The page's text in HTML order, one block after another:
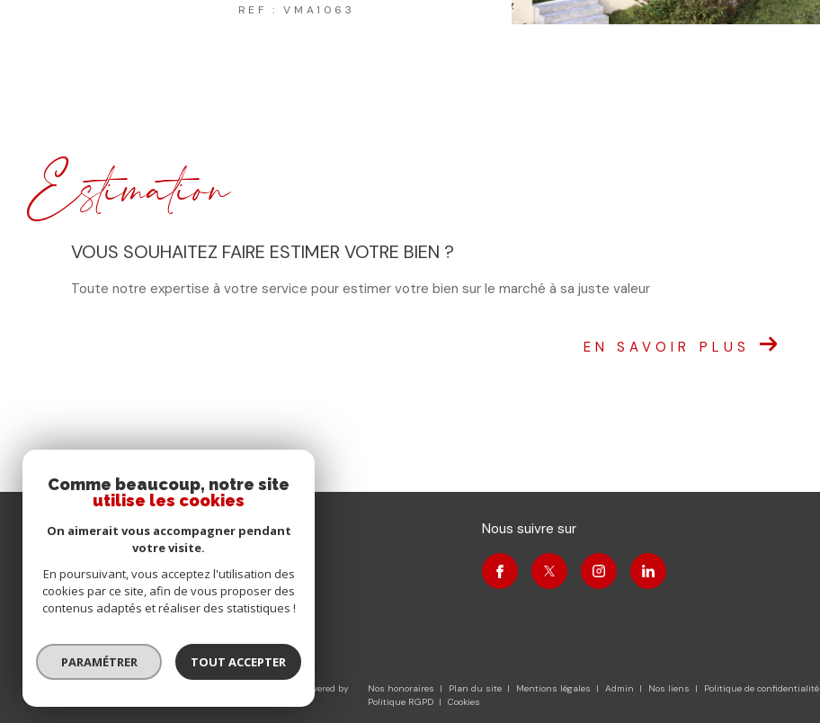
REF : VMA1063
Estimation
VOUS SOUHAITEZ FAIRE ESTIMER VOTRE BIEN ?
Toute notre expertise à votre service pour estimer votre bien sur le marché à sa juste valeur
EN SAVOIR PLUS
IMMOBILIA 2000 France
04.93.51.98.86
info@immobilia2000.fr
4/6 boulevard de la République
Nous suivre sur
© 2026 | Tous droits réservés | Traduction powered by
Nos honoraires Plan du site Mentions légales Admin Nos liens
Politique de confidentialité
Politique RGPD
Cookies
Comme beaucoup, notre site
utilise les cookies
On aimerait vous accompagner pendant
votre visite.
En poursuivant, vous acceptez l'utilisation des
cookies par ce site, afin de vous proposer des
contenus adaptés et réaliser des statistiques !
PARAMÉTRER TOUT ACCEPTER